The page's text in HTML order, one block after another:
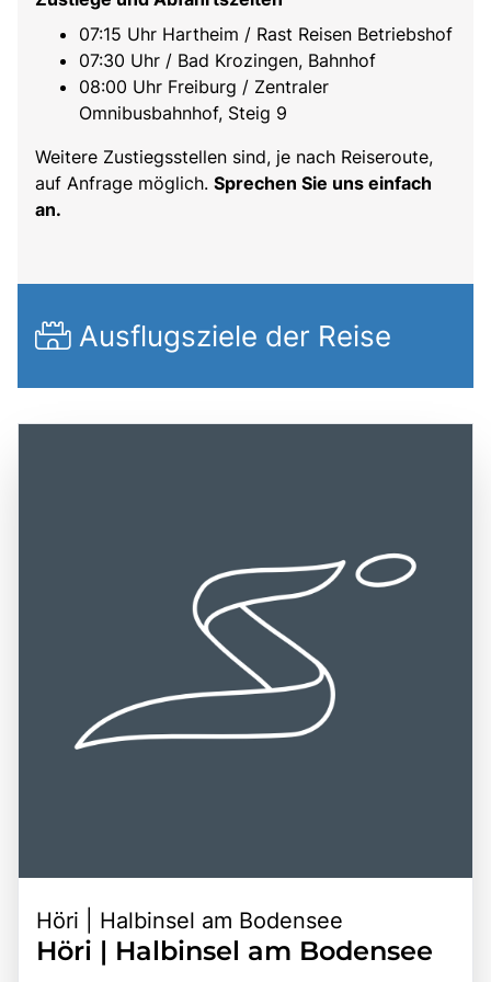
07:15 Uhr Hartheim / Rast Reisen Betriebshof
07:30 Uhr / Bad Krozingen, Bahnhof
08:00 Uhr Freiburg / Zentraler
Omnibusbahnhof, Steig 9
Weitere Zustiegsstellen sind, je nach Reiseroute,
auf Anfrage möglich. Sprechen Sie uns einfach
an.
Ausflugsziele der Reise
Höri | Halbinsel am Bodensee
Höri | Halbinsel am Bodensee